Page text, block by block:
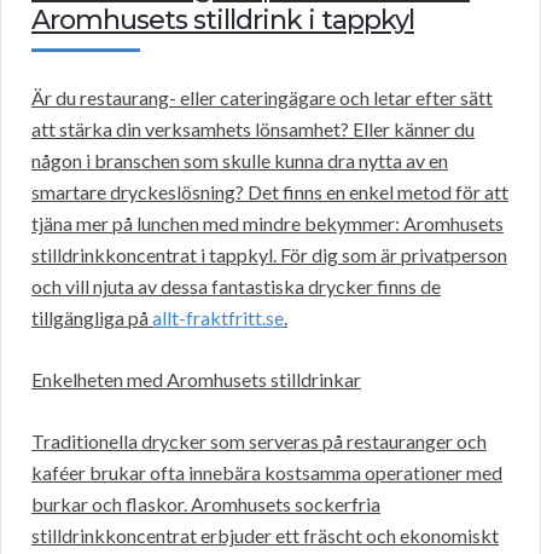
Aromhusets stilldrink i tappkyl
Är du restaurang- eller cateringägare och letar efter sätt
att stärka din verksamhets lönsamhet? Eller känner du
någon i branschen som skulle kunna dra nytta av en
smartare dryckeslösning? Det finns en enkel metod för att
tjäna mer på lunchen med mindre bekymmer: Aromhusets
stilldrinkkoncentrat i tappkyl. För dig som är privatperson
och vill njuta av dessa fantastiska drycker finns de
tillgängliga påallt-fraktfritt.se.
Enkelheten med Aromhusets stilldrinkar
Traditionella drycker som serveras på restauranger och
kaféer brukar ofta innebära kostsamma operationer med
burkar och flaskor. Aromhusets sockerfria
stilldrinkkoncentrat erbjuder ett fräscht och ekonomiskt